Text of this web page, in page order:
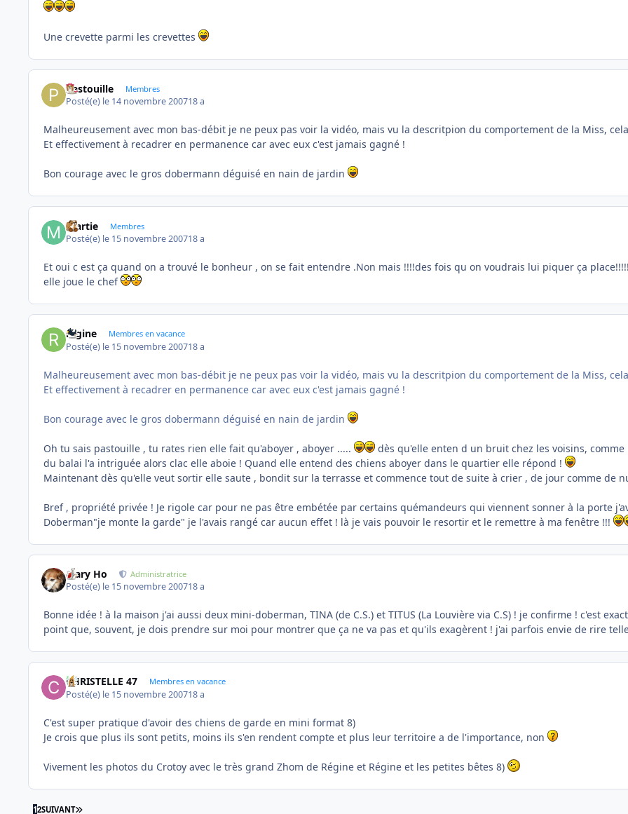
Une crevette parmi les crevettes
Pastouille Membres
Posté(e) le 14 novembre 200718 a
Malheureusement avec mon bas-débit je ne peux pas voir la vidéo, mais vu la descritpion du comportement de la Miss,
Et effectivement à recadrer en permanence car avec eux c'est jamais gagné !
Bon courage avec le gros dobermann déguisé en nain de jardin
martie Membres
Posté(e) le 15 novembre 200718 a
Et oui c est ça quand on a trouvé le bonheur , on se fait entendre .Non mais !!!!des fois qu on voudrais lui piquer ça
elle joue le chef
regine Membres en vacance
Posté(e) le 15 novembre 200718 a
Malheureusement avec mon bas-débit je ne peux pas voir la vidéo, mais vu la descritpion du comportement de la Miss,
Et effectivement à recadrer en permanence car avec eux c'est jamais gagné !
Bon courage avec le gros dobermann déguisé en nain de jardin
Oh tu sais pastouille , tu rates rien elle fait qu'aboyer , aboyer .....
dès qu'elle enten d un bruit chez les voisins,
du balai l'a intriguée alors clac elle aboie ! Quand elle entend des chiens aboyer dans le quartier elle répond !
Maintenant dès qu'elle veut sortir elle saute , bondit sur la terrasse et commence tout de suite à crier , de jour comme de
Bref , propriété privée ! Je rigole car pour ne pas être embétée par certains quémandeurs qui viennent sonner à la porte
Doberman"je monte la garde" je l'avais rangé car aucun effet ! là je vais pouvoir le resortir et le remettre à ma fenêtre !!!
Mary Ho Administratrice
Posté(e) le 15 novembre 200718 a
Bonne idée ! à la maison j'ai aussi deux mini-doberman, TINA (de C.S.) et TITUS (La Louvière via C.S) ! je confirme ! c'est
point que, souvent, je dois prendre sur moi pour montrer que ça ne va pas et qu'ils exagèrent ! j'ai parfois envie de rire
CHRISTELLE 47 Membres en vacance
Posté(e) le 15 novembre 200718 a
C'est super pratique d'avoir des chiens de garde en mini format 8)
Je crois que plus ils sont petits, moins ils s'en rendent compte et plus leur territoire a de l'importance, non
Vivement les photos du Crotoy avec le très grand Zhom de Régine et Régine et les petites bêtes 8)
12SUIVANT DERNIÈRE PAGE